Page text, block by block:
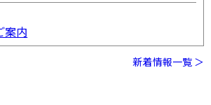
案内
新着情報一覧